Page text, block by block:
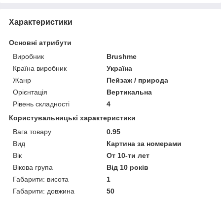
Характеристики
Основні атрибути
Виробник
Brushme
Країна виробник
Україна
Жанр
Пейзаж / природа
Орієнтація
Вертикальна
Рівень складності
4
Користувальницькі характеристики
Вага товару
0.95
Вид
Картина за номерами
Вік
От 10-ти лет
Вікова група
Від 10 років
Габарити: висота
1
Габарити: довжина
50